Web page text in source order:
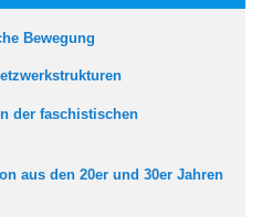
Bewegung
der faschistischen
aus den 20er und 30er Jahren